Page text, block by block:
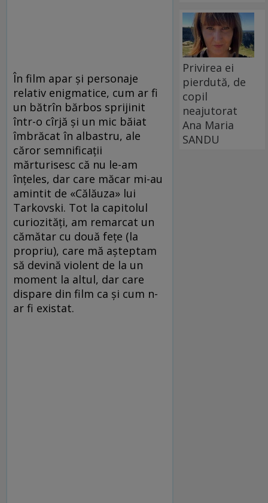
În film apar şi personaje
relativ enigmatice, cum ar fi
un bătrîn bărbos sprijinit
într-o cîrjă şi un mic băiat
îmbrăcat în albastru, ale
căror semnificaţii
mărturisesc că nu le-am
înţeles, dar care măcar mi-au
amintit de «Călăuza» lui
Tarkovski. Tot la capitolul
curiozităţi, am remarcat un
cămătar cu două fețe (la
propriu), care mă aşteptam
să devină violent de la un
moment la altul, dar care
dispare din film ca şi cum n-
ar fi existat.
Privirea ei
pierdută, de
copil
neajutorat
Ana Maria
SANDU